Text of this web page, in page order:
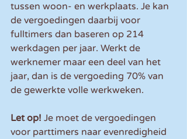
tussen woon- en werkplaats. Je kan
de vergoedingen daarbij voor
fulltimers dan baseren op 214
werkdagen per jaar. Werkt de
werknemer maar een deel van het
jaar, dan is de vergoeding 70% van
de gewerkte volle werkweken.
Let op! Je moet de vergoedingen
voor parttimers naar evenredigheid